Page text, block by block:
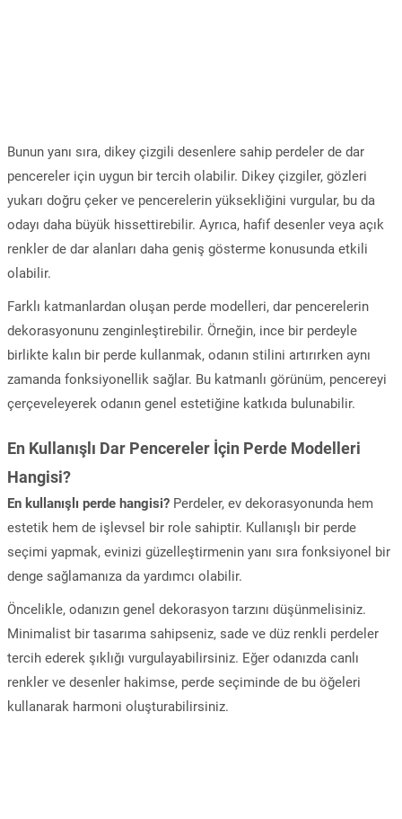
Bunun yanı sıra, dikey çizgili desenlere sahip perdeler de dar
pencereler için uygun bir tercih olabilir. Dikey çizgiler, gözleri
yukarı doğru çeker ve pencerelerin yüksekliğini vurgular, bu da
odayı daha büyük hissettirebilir. Ayrıca, hafif desenler veya açık
renkler de dar alanları daha geniş gösterme konusunda etkili
olabilir.
Farklı katmanlardan oluşan perde modelleri, dar pencerelerin
dekorasyonunu zenginleştirebilir. Örneğin, ince bir perdeyle
birlikte kalın bir perde kullanmak, odanın stilini artırırken aynı
zamanda fonksiyonellik sağlar. Bu katmanlı görünüm, pencereyi
çerçeveleyerek odanın genel estetiğine katkıda bulunabilir.
En Kullanışlı Dar Pencereler İçin Perde Modelleri
Hangisi?
En kullanışlı perde hangisi? Perdeler, ev dekorasyonunda hem
estetik hem de işlevsel bir role sahiptir. Kullanışlı bir perde
seçimi yapmak, evinizi güzelleştirmenin yanı sıra fonksiyonel bir
denge sağlamanıza da yardımcı olabilir.
Öncelikle, odanızın genel dekorasyon tarzını düşünmelisiniz.
Minimalist bir tasarıma sahipseniz, sade ve düz renkli perdeler
tercih ederek şıklığı vurgulayabilirsiniz. Eğer odanızda canlı
renkler ve desenler hakimse, perde seçiminde de bu öğeleri
kullanarak harmoni oluşturabilirsiniz.